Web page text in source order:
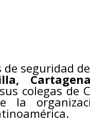
seguridad de
Cartagena
colegas de
la